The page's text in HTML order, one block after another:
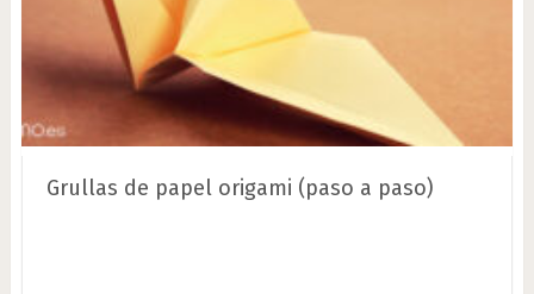
Grullas de papel origami (paso a paso)